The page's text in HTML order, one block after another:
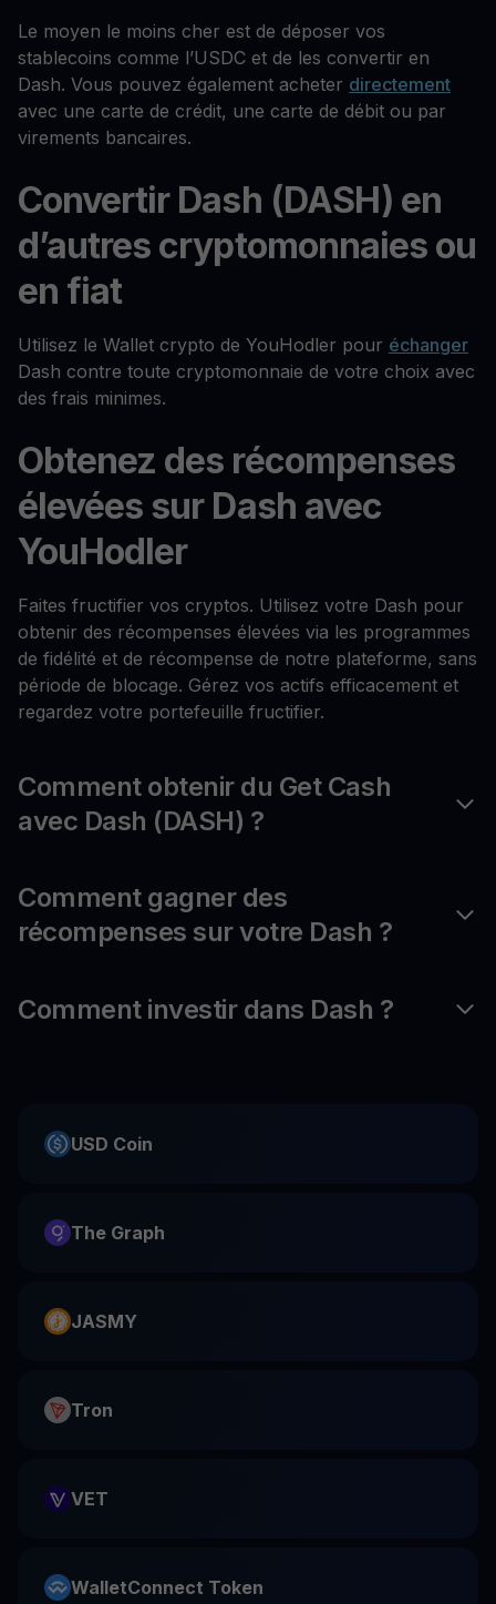
Le moyen le moins cher est de déposer vos
stablecoins comme l’USDC et de les convertir en
Dash. Vous pouvez également acheter directement
avec une carte de crédit, une carte de débit ou par
virements bancaires.
Convertir Dash (DASH) en
d’autres cryptomonnaies ou
en fiat
Utilisez le Wallet crypto de YouHodler pour échanger
Dash contre toute cryptomonnaie de votre choix avec
des frais minimes.
Obtenez des récompenses
élevées sur Dash avec
YouHodler
Faites fructifier vos cryptos. Utilisez votre Dash pour
obtenir des récompenses élevées via les programmes
de fidélité et de récompense de notre plateforme, sans
période de blocage. Gérez vos actifs efficacement et
regardez votre portefeuille fructifier.
Comment obtenir du Get Cash
avec Dash (DASH) ?
Comment gagner des
récompenses sur votre Dash ?
Comment investir dans Dash ?
USD Coin
The Graph
JASMY
Tron
VET
WalletConnect Token